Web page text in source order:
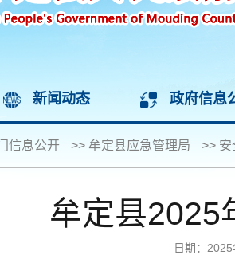
新闻动态 政府信息
信息公开 >> 牟定县应急管理局 >> 安
牟定县2025
日期：